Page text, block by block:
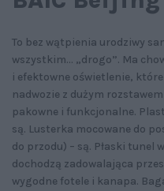
To bez wątpienia urodziwy
wszystkim… „drogo”. Ma
i efektowne oświetlenie,
nadwozie z dużym
pakowne i funkcjonalne.
są. Lusterka mocowane do
do przodu) – są. Płaski tunel
dochodzą zadowalająca
wygodne fotele i kanapa.